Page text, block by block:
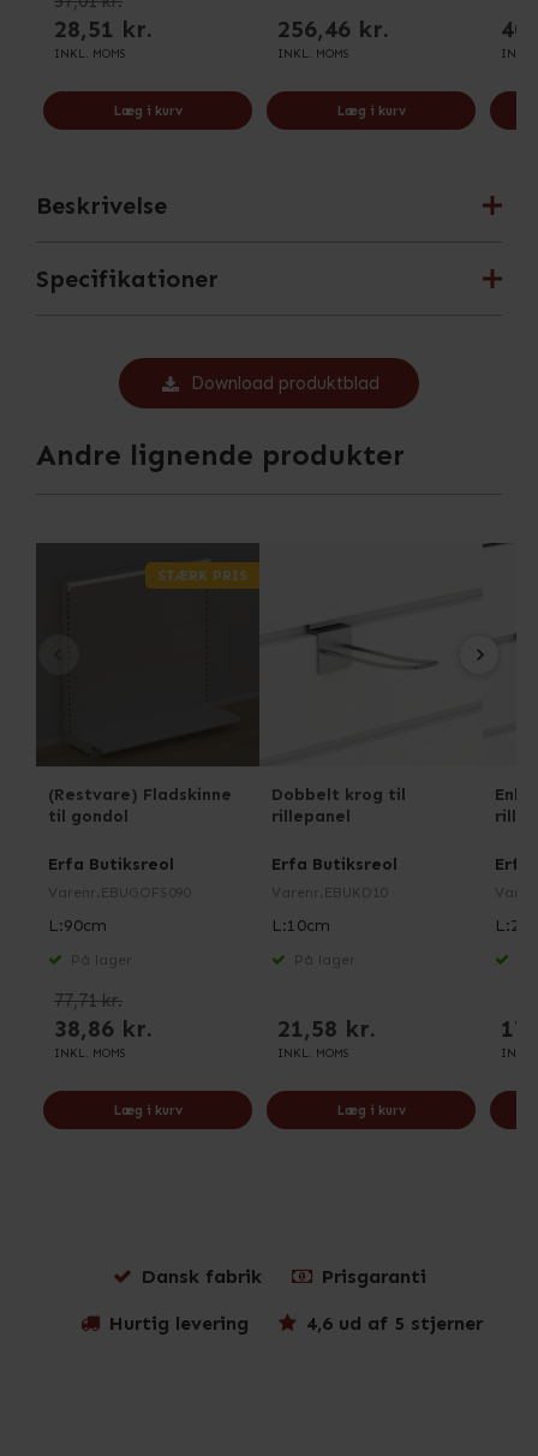
28,51 kr.
INKL. MOMS
Læg i kurv
256,46 kr.
INKL. MOMS
Læg i kurv
INKL.
Beskrivelse
Specifikationer
Download produktblad
Andre lignende produkter
STÆRK PRIS
(Restvare) Fladskinne
til gondol
Erfa Butiksreol
Varenr. EBUGOFS090
L:90cm
På lager
77,71 kr.
38,86 kr.
INKL. MOMS
Læg i kurv
Dobbelt krog til
rillepanel
Erfa Butiksreol
Varenr. EBUKD10
L:10cm
På lager
21,58 kr.
INKL. MOMS
Læg i kurv
Erfa
INKL.
Dansk fabrik Prisgaranti
Hurtig levering 4,6 ud af 5 stjerner